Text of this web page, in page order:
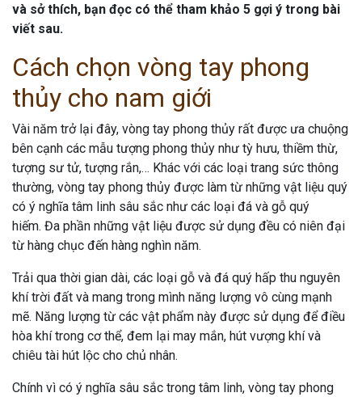
và sở thích, bạn đọc có thể tham khảo 5 gợi ý trong bài
viết sau.
Cách chọn vòng tay phong
thủy cho nam giới
Vài năm trở lại đây, vòng tay phong thủy rất được ưa chuộng
bên cạnh các mẫu tượng phong thủy như tỳ hưu, thiềm thừ,
tượng sư tử, tượng rắn,… Khác với các loại trang sức thông
thường, vòng tay phong thủy được làm từ những vật liệu quý
có ý nghĩa tâm linh sâu sắc như các loại đá và gỗ quý
hiếm. Đa phần những vật liệu được sử dụng đều có niên đại
từ hàng chục đến hàng nghìn năm.
Trải qua thời gian dài, các loại gỗ và đá quý hấp thu nguyên
khí trời đất và mang trong mình năng lượng vô cùng mạnh
mẽ. Năng lượng từ các vật phẩm này được sử dụng để điều
hòa khí trong cơ thể, đem lại may mắn, hút vượng khí và
chiêu tài hút lộc cho chủ nhân.
Chính vì có ý nghĩa sâu sắc trong tâm linh, vòng tay phong